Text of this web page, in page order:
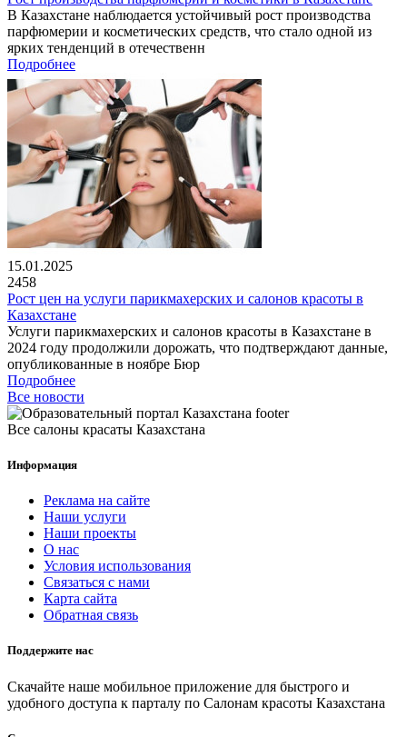
В Казахстане наблюдается устойчивый рост производства
парфюмерии и косметических средств, что стало одной из
ярких тенденций в отечественн
Подробнее
15.01.2025
2458
Рост цен на услуги парикмахерских и салонов красоты в
Казахстане
Услуги парикмахерских и салонов красоты в Казахстане в
2024 году продолжили дорожать, что подтверждают данные,
опубликованные в ноябре Бюр
Подробнее
Все новости
Все салоны красаты Казахстана
Информация
Реклама на сайте
Наши услуги
Наши проекты
О нас
Условия использования
Связаться с нами
Карта сайта
Обратная связь
Поддержите нас
Скачайте наше мобильное приложение для быстрого и
удобного доступа к парталу по Салонам красоты Казахстана